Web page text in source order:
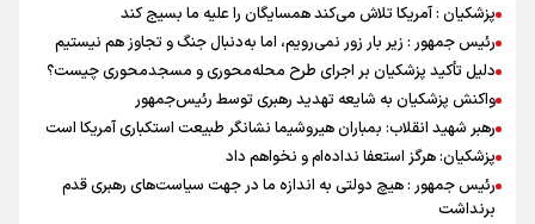
پزشکیان : آمریکا تلاش می‌کند همسایگان را علیه ما بسیج کند
رئیس جمهور : زیر بار زور نمی‌رویم، اما به‌دنبال جنگ و تجاوز هم نیستیم
دلیل تأکید پزشکیان بر اجرای طرح محله‌محوری و مسجدمحوری چیست؟
واکنش پزشکیان به شایعه تهدید رهبری توسط رئیس‌جمهور
رهبر شهید انقلاب: بمباران هیروشیما نشانگر طبیعت استکباری آمریکا است
پزشکیان: هرگز استعفا نداده‌ام و نخواهم داد
رئیس جمهور : هیچ دولتی به اندازه ما در جهت سیاست‌های رهبری قدم
برنداشت